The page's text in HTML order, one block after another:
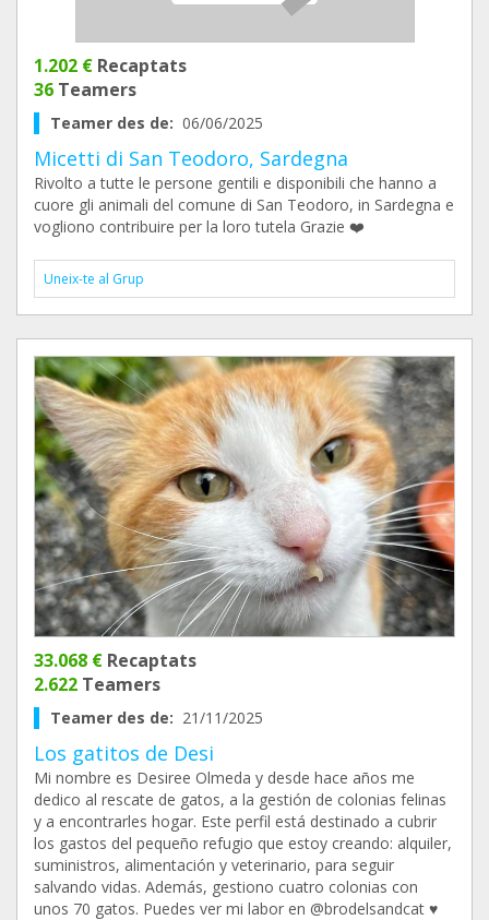
1.202 € Recaptats
36 Teamers
Teamer des de: 06/06/2025
Micetti di San Teodoro, Sardegna
Rivolto a tutte le persone gentili e disponibili che hanno a
cuore gli animali del comune di San Teodoro, in Sardegna e
vogliono contribuire per la loro tutela Grazie ❤️
Uneix-te al Grup
33.068 € Recaptats
2.622 Teamers
Teamer des de: 21/11/2025
Los gatitos de Desi
Mi nombre es Desiree Olmeda y desde hace años me
dedico al rescate de gatos, a la gestión de colonias felinas
y a encontrarles hogar. Este perfil está destinado a cubrir
los gastos del pequeño refugio que estoy creando: alquiler,
suministros, alimentación y veterinario, para seguir
salvando vidas. Además, gestiono cuatro colonias con
unos 70 gatos. Puedes ver mi labor en @brodelsandcat ♥️